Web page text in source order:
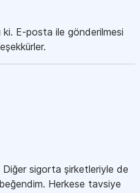
ki. E-posta ile gönderilmesi
sigorta şirketleriyle de
Herkese tavsiye